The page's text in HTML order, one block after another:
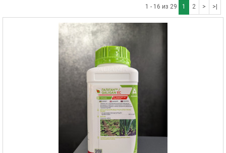
1 - 16 из 29 1 2 > >|